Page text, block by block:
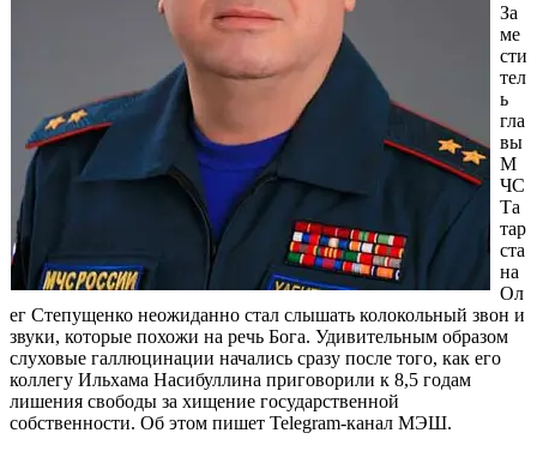
За
ме
сти
тел
ь
гла
вы
М
ЧС
Та
тар
ста
на
Ол
ег Степущенко неожиданно стал слышать колокольный звон и
звуки, которые похожи на речь Бога. Удивительным образом
слуховые галлюцинации начались сразу после того, как его
коллегу Ильхама Насибуллина приговорили к 8,5 годам
лишения свободы за хищение государственной
собственности. Об этом пишет Telegram-канал МЭШ.